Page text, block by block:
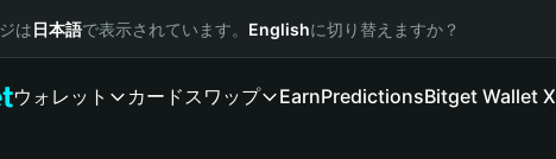
は日本語で表示されています。 Englishに切り替えますか？
ウォレット カードスワップ EarnPredictionsBitget Wallet X